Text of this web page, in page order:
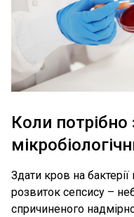
Коли потрібно
Здати кров на
розвиток сепсису –
спричиненого